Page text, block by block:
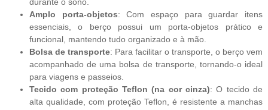
durante o sono.
Amplo porta-objetos: Com espaço para guardar itens
essenciais, o berço possui um porta-objetos prático e
funcional, mantendo tudo organizado e à mão.
Bolsa de transporte: Para facilitar o transporte, o berço vem
acompanhado de uma bolsa de transporte, tornando-o ideal
para viagens e passeios.
Tecido com proteção Teflon (na cor cinza): O tecido de
alta qualidade, com proteção Teflon, é resistente a manchas